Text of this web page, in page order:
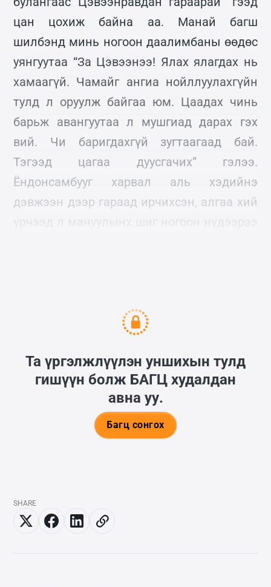
цан цохиж байна аа. Манай багш
шилбэнд минь ногоон даалимбаны өөдөс
уянгуутаа “За Цэвээнээ! Ялах ялагдах нь
хамаагүй. Чамайг ангиа нойллуулахгүйн
тулд л оруулж байгаа юм. Цаадах чинь
барьж авангуутаа л мушгиад дарах гэх
вий. Чи баригдахгүй зугтаагаад бай.
Тэгээд цагаа дуусгачих” гэлээ.
Ёндонсамбууг харвал аль хэдийнэ
дэвжээн дээр гараад ирчихсэн, алгаа хий
Та үргэлжлүүлэн уншихын тулд
гишүүн болж БАГЦ худалдан
авна уу.
Багц сонгох
SHARE